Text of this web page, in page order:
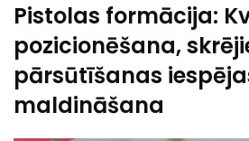
Pistolas formācija:
pozicionēšana,
pārsūtīšanas
maldināšana